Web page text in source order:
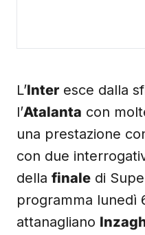
L’Inter esce dalla
l’Atalanta con
una prestazione
con due
della finale di
programma lunedì
attanagliano